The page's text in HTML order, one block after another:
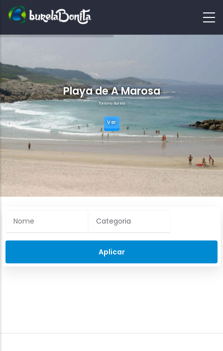
Playa de A Marosa
Turismo Burela
Ver